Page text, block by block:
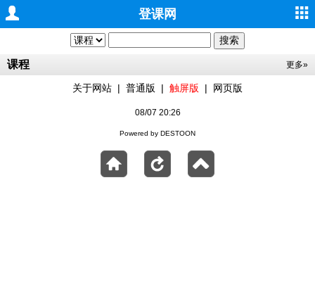
登课网
更多»
课程
关于网站 | 普通版 | 触屏版 | 网页版
08/07 20:26
Powered by DESTOON